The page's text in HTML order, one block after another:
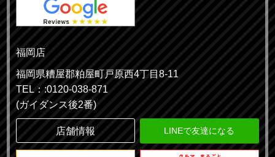
福岡店
福岡県糟屋郡粕屋町戸原西4丁目8-11
TEL：:0120-038-871
(ガイダンス後2番)
店舗情報 LINEで友達になる